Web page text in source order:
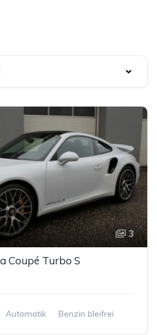
3
Coupé Turbo S
Automatik
Benzin bleifrei